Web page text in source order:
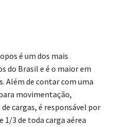
é um dos mais
do Brasil e é o maior em
Além de contar com uma
movimentação,
cargas, é responsável por
1/3 de toda carga aérea